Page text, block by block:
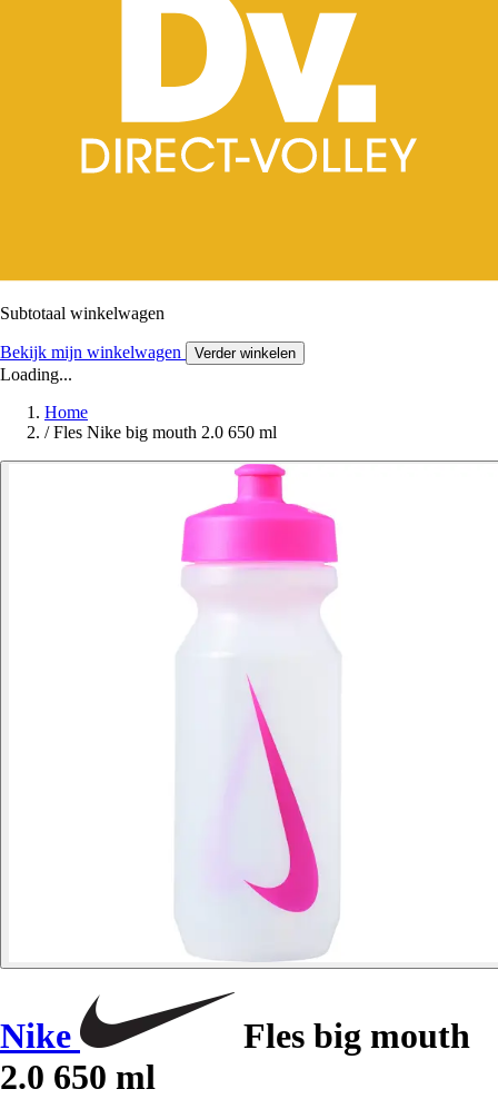
Subtotaal winkelwagen
Bekijk mijn winkelwagen Verder winkelen
Loading...
Home
/ Fles Nike big mouth 2.0 650 ml
Nike
Fles big mouth
2.0 650 ml